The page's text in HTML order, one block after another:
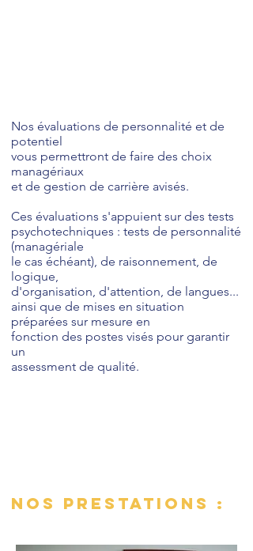
Nos évaluations de personnalité et de
potentiel
vous permettront de faire des choix
managériaux
et de gestion de carrière avisés.
Ces évaluations s'appuient sur des tests
psychotechniques : tests de personnalité
(managériale
le cas échéant), de raisonnement, de
logique,
d'organisation, d'attention, de langues...
ainsi que de mises en situation
préparées sur mesure en
fonction des postes visés pour garantir
un
assessment de qualité.
NOS PRESTATIONS :